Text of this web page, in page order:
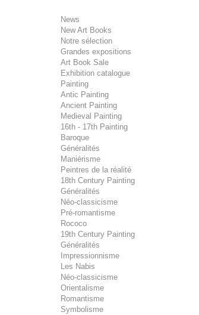
News
New Art Books
Notre sélection
Grandes expositions
Art Book Sale
Exhibition catalogue
Painting
Antic Painting
Ancient Painting
Medieval Painting
16th - 17th Painting
Baroque
Généralités
Maniérisme
Peintres de la réalité
18th Century Painting
Généralités
Néo-classicisme
Pré-romantisme
Rococo
19th Century Painting
Généralités
Impressionnisme
Les Nabis
Néo-classicisme
Orientalisme
Romantisme
Symbolisme